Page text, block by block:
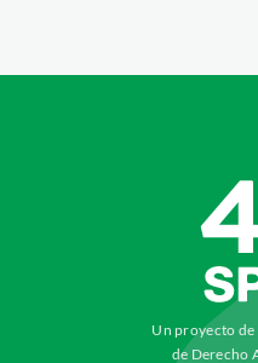
Un proyecto de
de Derecho